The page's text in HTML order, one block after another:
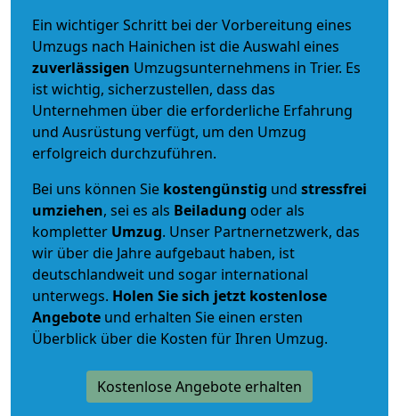
Ein wichtiger Schritt bei der Vorbereitung eines
Umzugs nach Hainichen ist die Auswahl eines
zuverlässigen Umzugsunternehmens in Trier. Es
ist wichtig, sicherzustellen, dass das
Unternehmen über die erforderliche Erfahrung
und Ausrüstung verfügt, um den Umzug
erfolgreich durchzuführen.
Bei uns können Sie kostengünstig und stressfrei
umziehen, sei es als Beiladung oder als
kompletter Umzug. Unser Partnernetzwerk, das
wir über die Jahre aufgebaut haben, ist
deutschlandweit und sogar international
unterwegs. Holen Sie sich jetzt kostenlose
Angebote und erhalten Sie einen ersten
Überblick über die Kosten für Ihren Umzug.
Kostenlose Angebote erhalten